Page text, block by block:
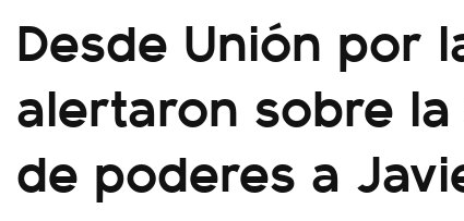
Desde Unión por
alertaron sobre
de poderes a